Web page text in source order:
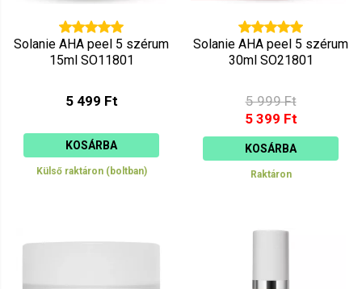
Solanie AHA peel 5 szérum
15ml SO11801
5 499 Ft
KOSÁRBA
Külső raktáron (boltban)
Solanie AHA peel 5 szérum
30ml SO21801
5 999 Ft
5 399 Ft
KOSÁRBA
Raktáron